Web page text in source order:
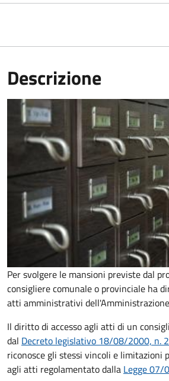
Descrizione
Per svolgere le mansioni previste dal
consigliere comunale o provinciale ha
atti amministrativi
Il diritto di accesso agli atti di un
dal Decreto legislativo 18/08/2000, n.
riconosce gli stessi vincoli e limitazioni
agli atti regolamentato dalla Legge 07/